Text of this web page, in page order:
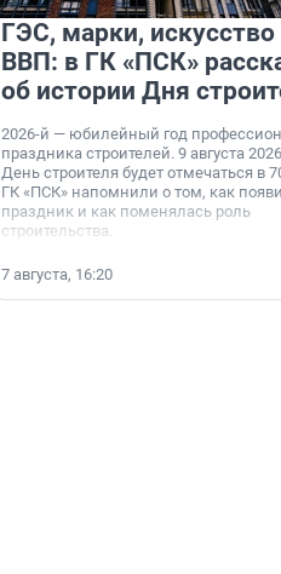
ГЭС, марки, искусство
ВВП: в ГК «ПСК»
об истории Дня
2026-й — юбилейный год
праздника строителей. 9 августа
День строителя будет отмечаться в
ГК «ПСК» напомнили о том, как
праздник и как поменялась роль
строительства.
7 августа, 16:20